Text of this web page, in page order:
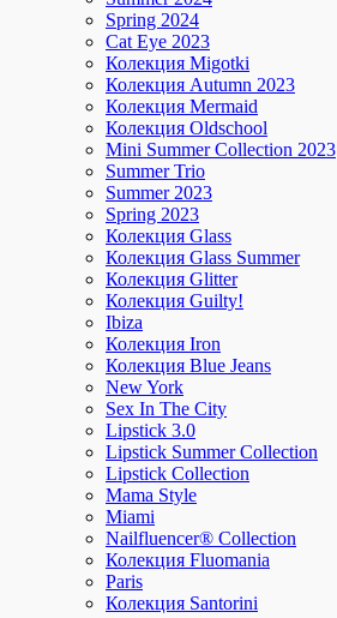
Spring 2024
Cat Eye 2023
Колекция Migotki
Колекция Autumn 2023
Колекция Mermaid
Колекция Oldschool
Mini Summer Collection 2023
Summer Trio
Summer 2023
Spring 2023
Колекция Glass
Колекция Glass Summer
Колекция Glitter
Колекция Guilty!
Ibiza
Колекция Iron
Колекция Blue Jeans
New York
Sex In The City
Lipstick 3.0
Lipstick Summer Collection
Lipstick Collection
Mama Style
Miami
Nailfluencer® Collection
Колекция Fluomania
Paris
Колекция Santorini